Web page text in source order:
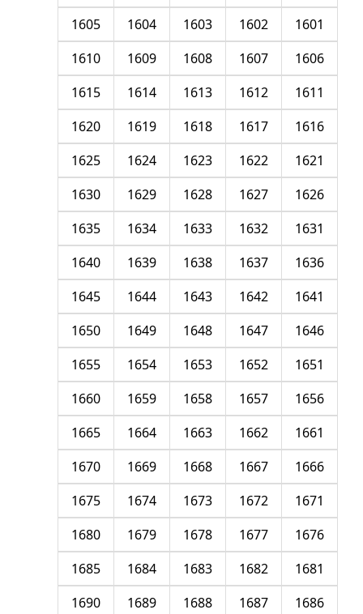
1601
1602
1603
1604
1605
1606
1607
1608
1609
1610
1611
1612
1613
1614
1615
1616
1617
1618
1619
1620
1621
1622
1623
1624
1625
1626
1627
1628
1629
1630
1631
1632
1633
1634
1635
1636
1637
1638
1639
1640
1641
1642
1643
1644
1645
1646
1647
1648
1649
1650
1651
1652
1653
1654
1655
1656
1657
1658
1659
1660
1661
1662
1663
1664
1665
1666
1667
1668
1669
1670
1671
1672
1673
1674
1675
1676
1677
1678
1679
1680
1681
1682
1683
1684
1685
1686
1687
1688
1689
1690